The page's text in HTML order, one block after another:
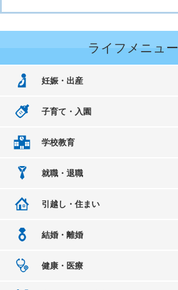
ライフメニュー
妊娠・出産
子育て・入園
学校教育
就職・退職
引越し・住まい
結婚・離婚
健康・医療